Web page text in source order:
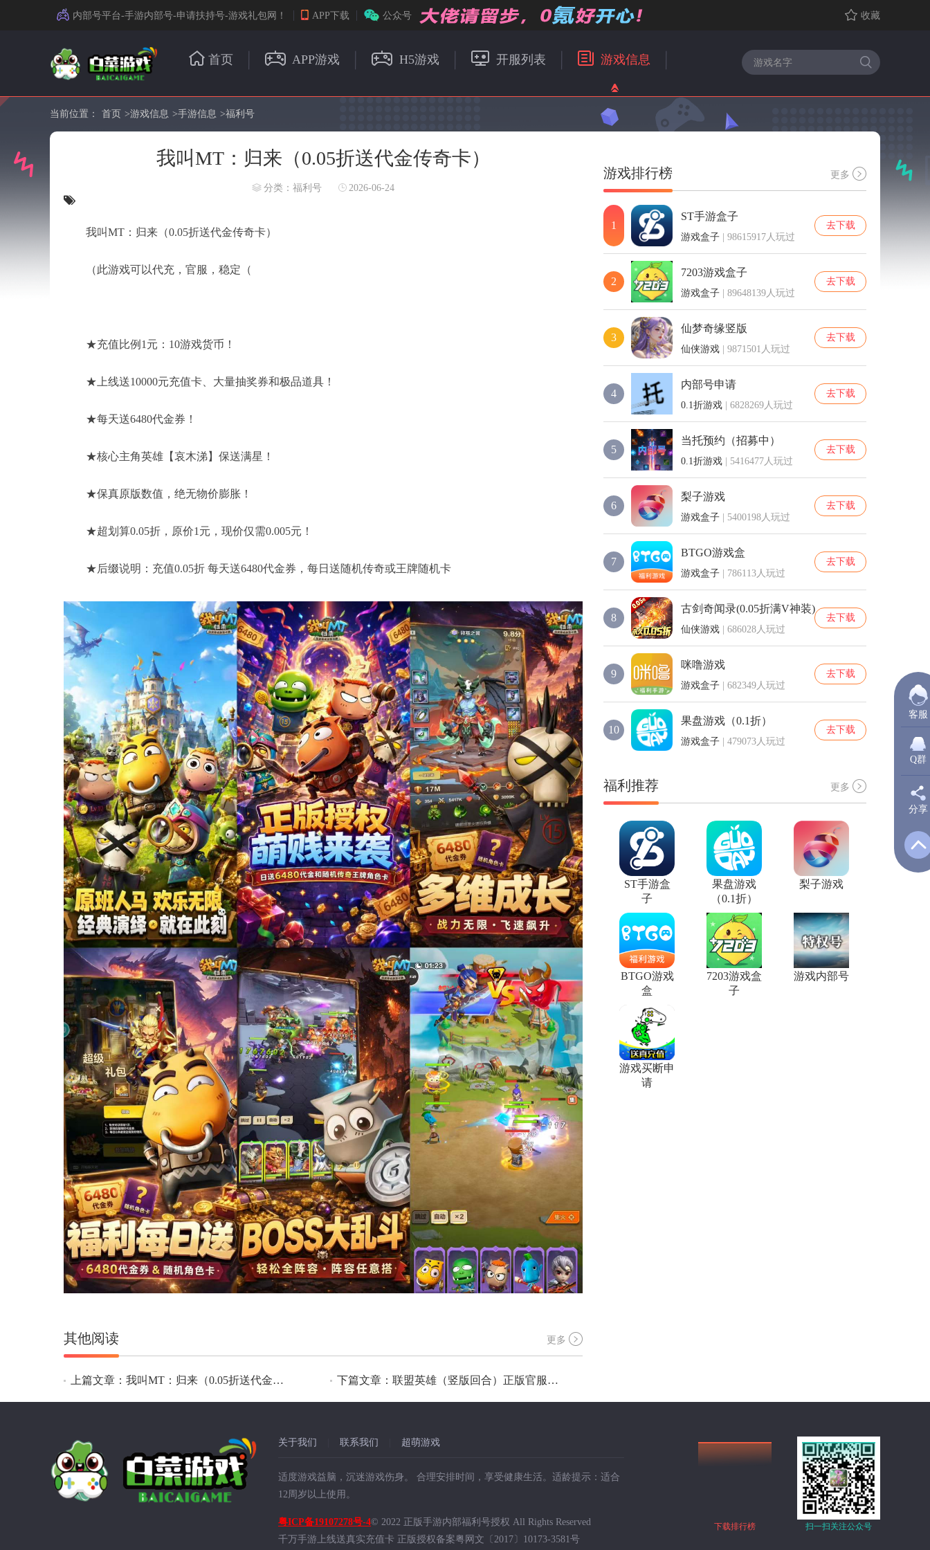
内部号平台-手游内部号-申请扶持号-游戏礼包网！ APP下载 公众号 收藏
首页 APP游戏 H5游戏 开服列表 游戏信息
当前位置： 首页 >游戏信息 >手游信息 >福利号
我叫MT：归来（0.05折送代金传奇卡）
分类：福利号 2026-06-24
我叫MT：归来（0.05折送代金传奇卡）
（此游戏可以代充，官服，稳定（
★充值比例1元：10游戏货币！
★上线送10000元充值卡、大量抽奖券和极品道具！
★每天送6480代金券！
★核心主角英雄【哀木涕】保送满星！
★保真原版数值，绝无物价膨胀！
★超划算0.05折，原价1元，现价仅需0.005元！
★后缀说明：充值0.05折 每天送6480代金券，每日送随机传奇或王牌随机卡
其他阅读 更多
上篇文章：我叫MT：归来（0.05折送代金传奇卡） 下篇文章：联盟英雄（竖版回合）正版官服 异兽在山海经典回合 百亿代金版
游戏排行榜 更多
1
ST手游盒子
游戏盒子 | 98615917人玩过
去下载
2
7203游戏盒子
游戏盒子 | 89648139人玩过
去下载
3
仙梦奇缘竖版
仙侠游戏 | 9871501人玩过
去下载
4
内部号申请
0.1折游戏 | 6828269人玩过
去下载
5
当托预约（招募中）
0.1折游戏 | 5416477人玩过
去下载
6
梨子游戏
游戏盒子 | 5400198人玩过
去下载
7
BTGO游戏盒
游戏盒子 | 786113人玩过
去下载
8
古剑奇闻录(0.05折满V神装)
仙侠游戏 | 686028人玩过
去下载
9
咪噜游戏
游戏盒子 | 682349人玩过
去下载
10
果盘游戏（0.1折）
游戏盒子 | 479073人玩过
去下载
福利推荐 更多
ST手游盒
子
果盘游戏
（0.1折）
梨子游戏
BTGO游戏
盒
7203游戏盒
子
游戏内部号
游戏买断申
请
关于我们 联系我们 超萌游戏
适度游戏益脑，沉迷游戏伤身。 合理安排时间，享受健康生活。适龄提示：适合
12周岁以上使用。
粤ICP备19107278号-4© 2022 正版手游内部福利号授权 All Rights Reserved
千万手游上线送真实充值卡 正版授权备案粤网文〔2017〕10173-3581号
下载排行榜 扫一扫关注公众号
客服
Q群
分享